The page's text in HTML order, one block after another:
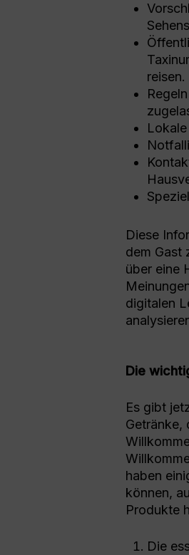
reisen.
Diese
dem Gast
über eine
digitalen
Die
Es gibt
Getränke,
haben
können,
Produkte
Die